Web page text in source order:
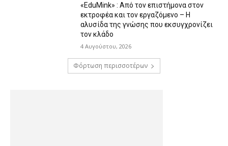
«EduMink» : Από τον επιστήμονα στον
εκτροφέα και τον εργαζόμενο – Η
αλυσίδα της γνώσης που εκσυγχρονίζει
τον κλάδο
4 Αυγούστου, 2026
Φόρτωση περισσοτέρων